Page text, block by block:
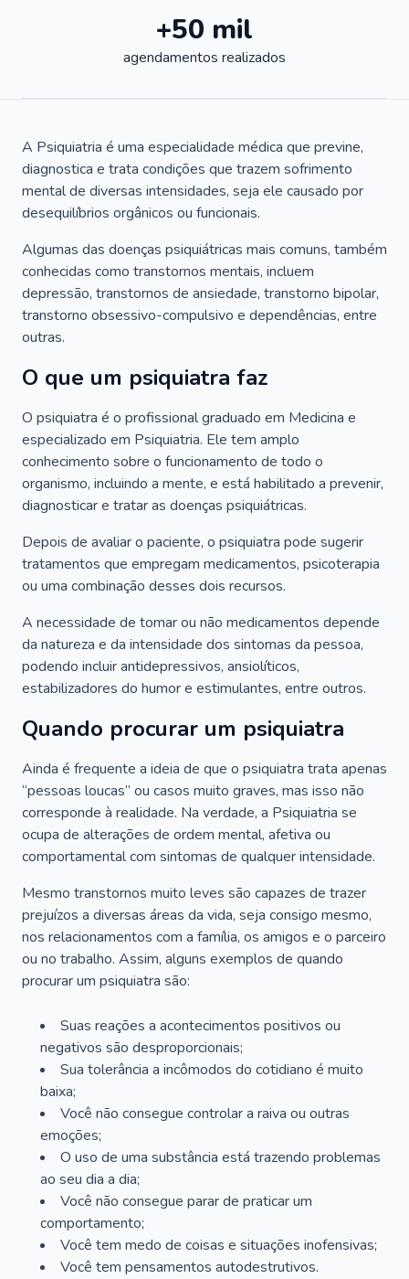
+50 mil
agendamentos realizados
A Psiquiatria é uma especialidade médica que previne,
diagnostica e trata condições que trazem sofrimento
mental de diversas intensidades, seja ele causado por
desequilíbrios orgânicos ou funcionais.
Algumas das doenças psiquiátricas mais comuns, também
conhecidas como transtornos mentais, incluem
depressão, transtornos de ansiedade, transtorno bipolar,
transtorno obsessivo-compulsivo e dependências, entre
outras.
O que um psiquiatra faz
O psiquiatra é o profissional graduado em Medicina e
especializado em Psiquiatria. Ele tem amplo
conhecimento sobre o funcionamento de todo o
organismo, incluindo a mente, e está habilitado a prevenir,
diagnosticar e tratar as doenças psiquiátricas.
Depois de avaliar o paciente, o psiquiatra pode sugerir
tratamentos que empregam medicamentos, psicoterapia
ou uma combinação desses dois recursos.
A necessidade de tomar ou não medicamentos depende
da natureza e da intensidade dos sintomas da pessoa,
podendo incluir antidepressivos, ansiolíticos,
estabilizadores do humor e estimulantes, entre outros.
Quando procurar um psiquiatra
Ainda é frequente a ideia de que o psiquiatra trata apenas
“pessoas loucas” ou casos muito graves, mas isso não
corresponde à realidade. Na verdade, a Psiquiatria se
ocupa de alterações de ordem mental, afetiva ou
comportamental com sintomas de qualquer intensidade.
Mesmo transtornos muito leves são capazes de trazer
prejuízos a diversas áreas da vida, seja consigo mesmo,
nos relacionamentos com a família, os amigos e o parceiro
ou no trabalho. Assim, alguns exemplos de quando
procurar um psiquiatra são:
Suas reações a acontecimentos positivos ou
negativos são desproporcionais;
Sua tolerância a incômodos do cotidiano é muito
baixa;
Você não consegue controlar a raiva ou outras
emoções;
O uso de uma substância está trazendo problemas
ao seu dia a dia;
Você não consegue parar de praticar um
comportamento;
Você tem medo de coisas e situações inofensivas;
Você tem pensamentos autodestrutivos.